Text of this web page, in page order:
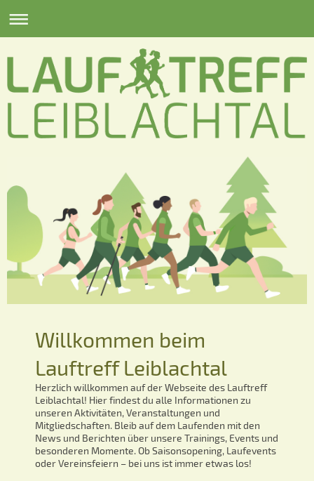
Willkommen beim
Lauftreff Leiblachtal
Herzlich willkommen auf der Webseite des Lauftreff
Leiblachtal! Hier findest du alle Informationen zu
unseren Aktivitäten, Veranstaltungen und
Mitgliedschaften. Bleib auf dem Laufenden mit den
News und Berichten über unsere Trainings, Events und
besonderen Momente. Ob Saisonsopening, Laufevents
oder Vereinsfeiern – bei uns ist immer etwas los!